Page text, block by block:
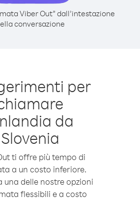
Viber Out” dall’intestazione
conversazione
per
da
Slovenia
ti offre più tempo di
a un costo inferiore.
una delle nostre opzioni
flessibili e a costo